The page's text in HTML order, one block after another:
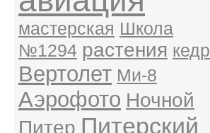
мастерская Школа
№1294 растения кедр
Вертолет Ми-8
Аэрофото Ночной
Питер Питерский